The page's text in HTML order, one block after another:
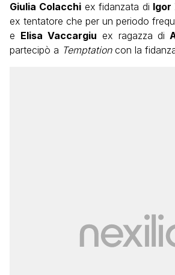
Giulia Colacchiex fidanzata di Igor
ex tentatore che per un periodo
e Elisa Vaccargiu ex ragazza di
partecipò a Temptationcon la